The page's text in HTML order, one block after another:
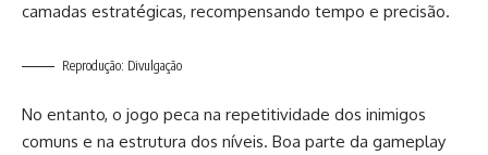
camadas estratégicas, recompensando tempo e precisão.
Reprodução: Divulgação
No entanto, o jogo peca na repetitividade dos inimigos
comuns e na estrutura dos níveis. Boa parte da gameplay